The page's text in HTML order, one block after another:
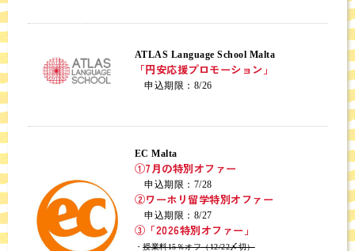
ATLAS Language School Malta
「円安応援プロモーション」
申込期限：8/26
EC Malta
①7月の特別オファー
申込期限：7/28
②ワーホリ留学特別オファー
申込期限：8/27
③「2026特別オファー」
・授業料15％オフ（12/22〆切）